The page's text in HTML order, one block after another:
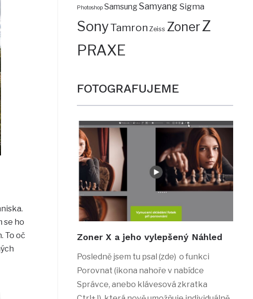
se ho
To oč
Photoshop SamsungSamyang Sigma
SonyTamron Zeiss ZonerZ
PRAXE
FOTOGRAFUJEME
Zoner X a jeho vylepšený Náhled
Posledně jsem tu psal (zde) o funkci
Porovnat (ikona nahoře v nabídce
Správce, anebo klávesová zkratka